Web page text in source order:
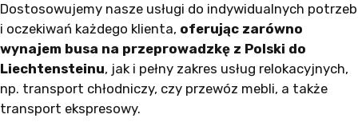
Dostosowujemy nasze usługi do indywidualnych potrzeb
i oczekiwań każdego klienta, oferując zarówno
wynajem busa na przeprowadzkę z Polski do
Liechtensteinu, jak i pełny zakres usług relokacyjnych,
np. transport chłodniczy, czy przewóz mebli, a także
transport ekspresowy.